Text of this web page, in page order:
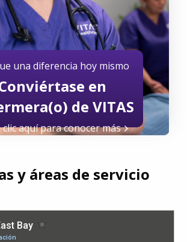
una diferencia hoy mismo
en
de VITAS
clic aquí para conocer más
y áreas de servicio